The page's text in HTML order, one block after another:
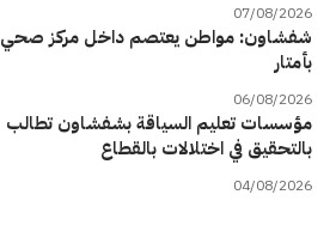
07/08/2026
شفشاون: مواطن يعتصم داخل مركز صحي
بأمتار
06/08/2026
مؤسسات تعليم السياقة بشفشاون تطالب
بالتحقيق في اختلالات بالقطاع
04/08/2026